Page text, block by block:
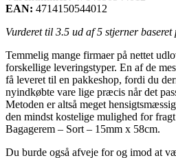
EAN: 4714150544012
Vurderet til 3.5 ud af 5 stjerner baseret
Temmelig mange firmaer på nettet
forskellige leveringstyper. En af de
få leveret til en pakkeshop, fordi du
nyindkøbte vare lige præcis når det
Metoden er altså meget
den mindst kostelige mulighed for
Bagagerem – Sort – 15mm x 58cm.
Du burde også afveje for og imod at